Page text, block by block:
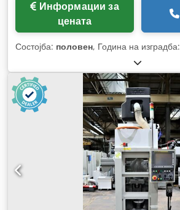
цената
Состојба: половен, Година на изградба: